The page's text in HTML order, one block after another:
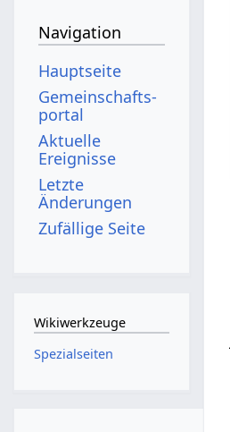
Navigation
Hauptseite
Gemeinschafts­
portal
Aktuelle
Ereignisse
Letzte
Änderungen
Zufällige Seite
Wikiwerkzeuge
Spezialseiten